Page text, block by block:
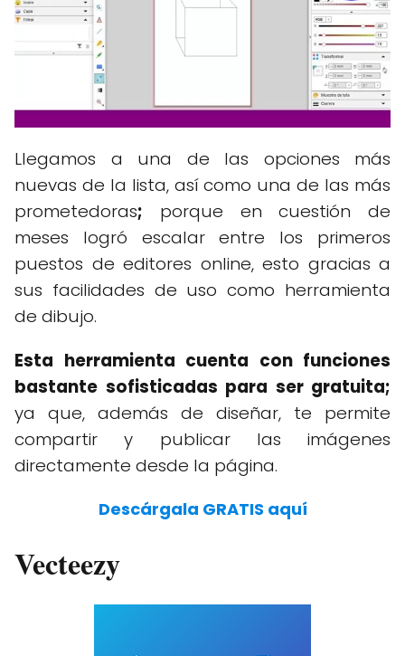
Llegamos a una de las opciones más
nuevas de la lista, así como una de las más
prometedoras; porque en cuestión de
meses logró escalar entre los primeros
puestos de editores online, esto gracias a
sus facilidades de uso como herramienta
de dibujo.
Esta herramienta cuenta con funciones
bastante sofisticadas para ser gratuita;
ya que, además de diseñar, te permite
compartir y publicar las imágenes
directamente desde la página.
Descárgala GRATIS aquí
Vecteezy